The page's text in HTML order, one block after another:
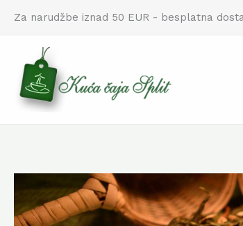
content
Za narudžbe iznad 50 EUR - besplatna